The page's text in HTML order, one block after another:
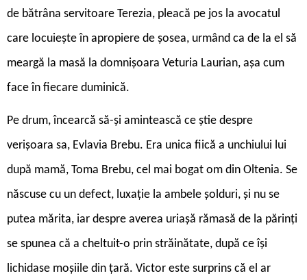
de bătrâna servitoare Terezia, pleacă pe jos la avocatul
care locuiește în apropiere de șosea, urmând ca de la el să
meargă la masă la domnișoara Veturia Laurian, așa cum
face în fiecare duminică.
Pe drum, încearcă să-și amintească ce știe despre
verișoara sa, Evlavia Brebu. Era unica fiică a unchiului lui
după mamă, Toma Brebu, cel mai bogat om din Oltenia. Se
născuse cu un defect, luxație la ambele șolduri, și nu se
putea mărita, iar despre averea uriașă rămasă de la părinți
se spunea că a cheltuit-o prin străinătate, după ce își
lichidase moșiile din țară. Victor este surprins că el ar